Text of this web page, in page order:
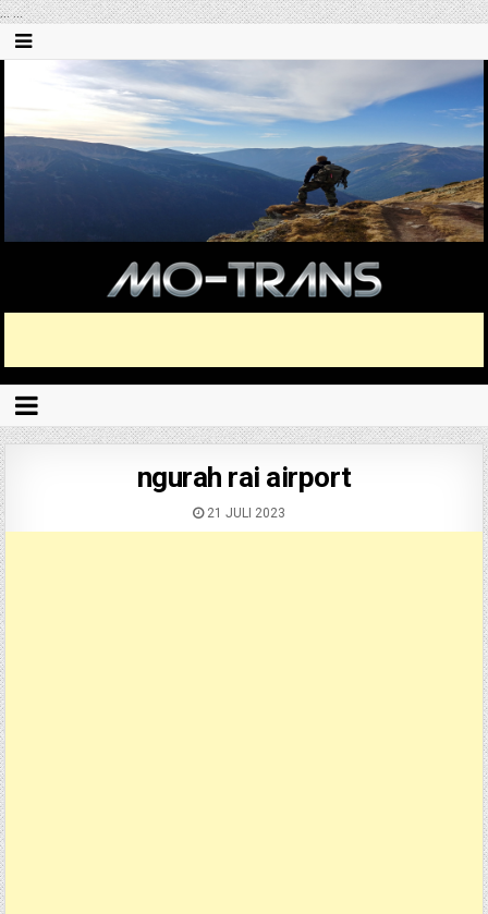
......
ngurah rai airport
21 JULI 2023